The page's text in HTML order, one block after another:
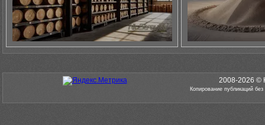
2008-2026 ©
Копирование публикаций